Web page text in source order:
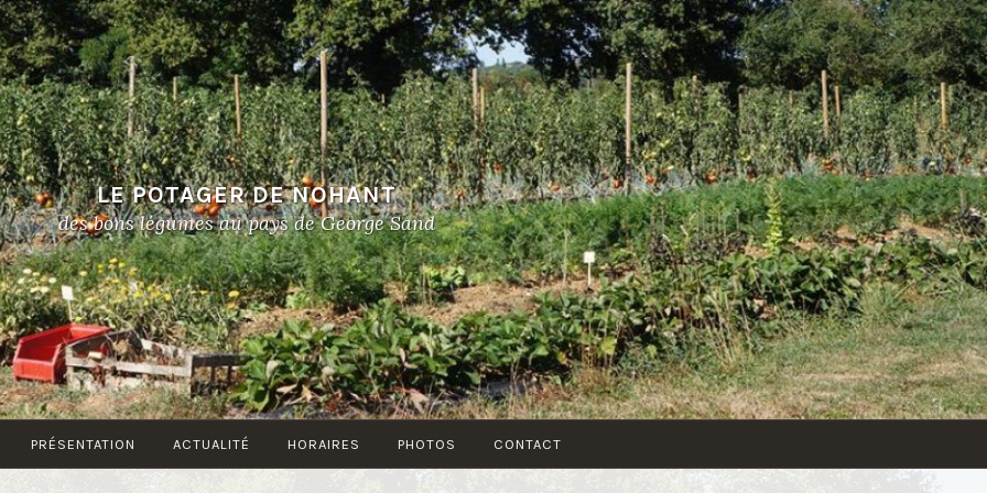
LE POTAGER DE NOHANT
des bons légumes au pays de George Sand
PRÉSENTATION ACTUALITÉ HORAIRES PHOTOS CONTACT